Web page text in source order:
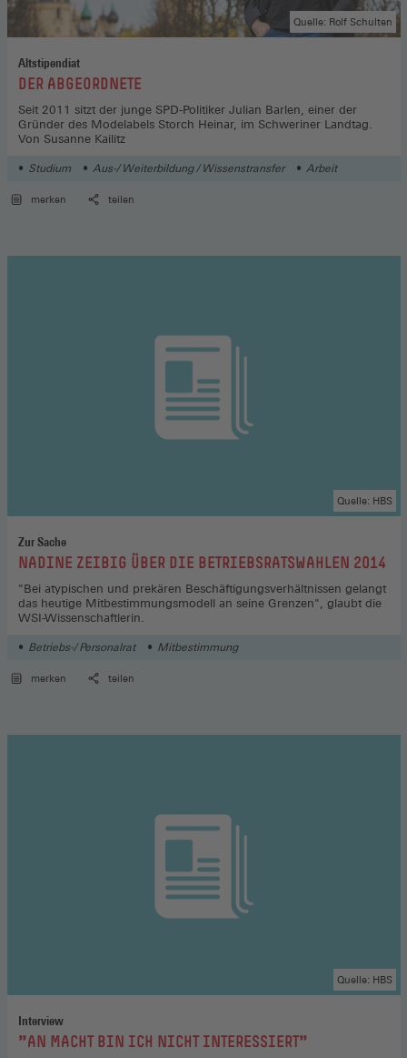
Altstipendiat
:DER ABGEORDNETE
Quelle: Rolf Schulten
Seit 2011 sitzt der junge SPD-Politiker Julian Barlen, einer der
Gründer des Modelabels Storch Heinar, im Schweriner Landtag.
Von Susanne Kailitz
Studium Aus-/ Weiterbildung / Wissenstransfer Arbeit
merken teilen
Zur Sache
:NADINE ZEIBIG ÜBER DIE BETRIEBSRATSWAHLEN 2014
Quelle: HBS
"Bei atypischen und prekären Beschäftigungsverhältnissen gelangt
das heutige Mitbestimmungsmodell an seine Grenzen", glaubt die
WSI-Wissenschaftlerin.
Betriebs-/ Personalrat Mitbestimmung
merken teilen
Interview
:"AN MACHT BIN ICH NICHT INTERESSIERT"
Quelle: HBS